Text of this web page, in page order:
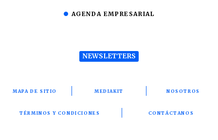
AGENDA EMPRESARIAL
NEWSLETTERS
MAPA DE SITIO MEDIAKIT NOSOTROS
TÉRMINOS Y CONDICIONES CONTÁCTANOS